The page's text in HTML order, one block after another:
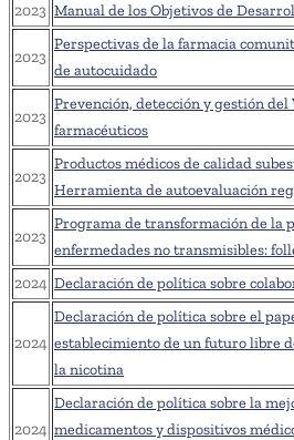
2023 Manual de los Objetivos de
2023
Perspectivas de la farmacia
de autocuidado
2023
Prevención, detección y gestión
farmacéuticos
2023
Productos médicos de calidad
Herramienta de autoevaluación
2023
Programa de transformación de la
enfermedades no transmisibles:
2024 Declaración de política sobre
2024
Declaración de política sobre el
establecimiento de un futuro libre
la nicotina
2024
Declaración de política sobre la
medicamentos y dispositivos